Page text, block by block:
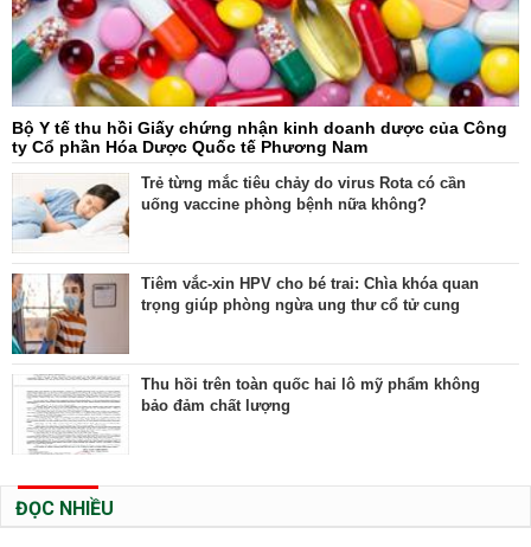
Bộ Y tế thu hồi Giấy chứng nhận kinh doanh dược của Công
ty Cổ phần Hóa Dược Quốc tế Phương Nam
Trẻ từng mắc tiêu chảy do virus Rota có cần
uống vaccine phòng bệnh nữa không?
Tiêm vắc-xin HPV cho bé trai: Chìa khóa quan
trọng giúp phòng ngừa ung thư cổ tử cung
Thu hồi trên toàn quốc hai lô mỹ phẩm không
bảo đảm chất lượng
ĐỌC NHIỀU